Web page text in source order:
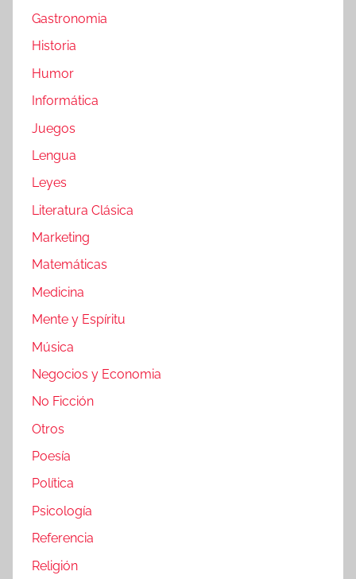
Gastronomia
Historia
Humor
Informática
Juegos
Lengua
Leyes
Literatura Clásica
Marketing
Matemáticas
Medicina
Mente y Espíritu
Música
Negocios y Economia
No Ficción
Otros
Poesía
Política
Psicología
Referencia
Religión